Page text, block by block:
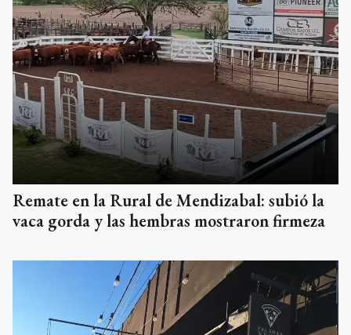
Remate en la Rural de Mendizabal: subió la
vaca gorda y las hembras mostraron firmeza